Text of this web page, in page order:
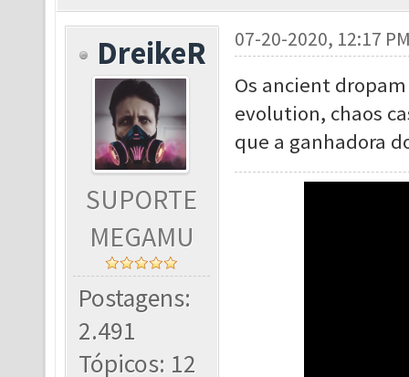
DreikeR
SUPORTE
MEGAMU
Postagens:
2.491
Tópicos: 12
07-20-2020, 12:17
Os ancient
evolution, chaos
que a ganhadora